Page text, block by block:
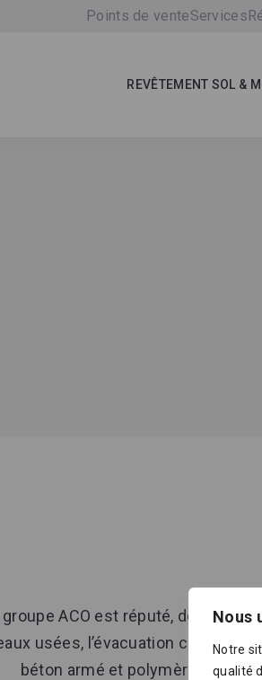
Nous
Notre
qualité
REVÊTEMENT SOL &
Points de venteServices
groupe ACO est réputé, depuis
usées, l’évacuation contrôlée
béton armé et polymère, de